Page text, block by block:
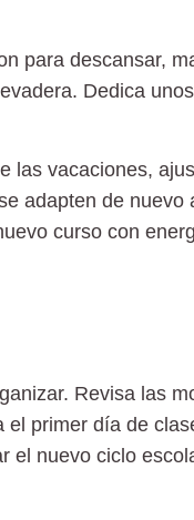
para descansar,
Dedica
las vacaciones,
adapten de nuevo
curso con
Revisa las
primer día de
el nuevo ciclo